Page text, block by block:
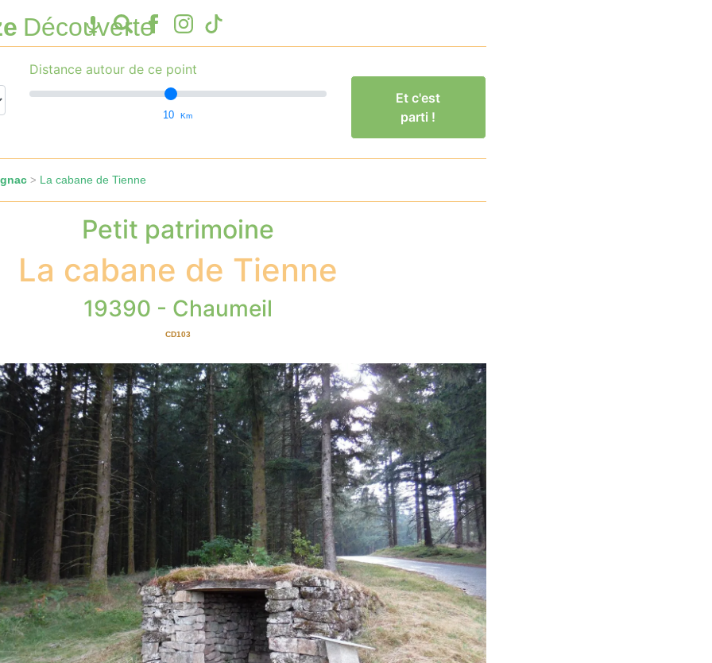
Découverte
Distance autour de ce point
10 Km
Et c'est
parti !
> La cabane de Tienne
Petit patrimoine
La cabane de Tienne
19390 - Chaumeil
CD103